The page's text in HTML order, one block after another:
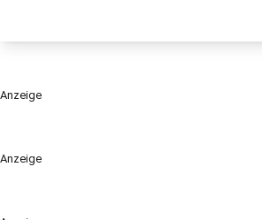
Anzeige
Anzeige